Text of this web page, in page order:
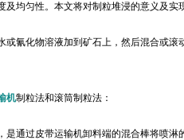
均匀性。本文将对制粒堆浸的意义及实
或氰化物溶液加到矿石上，然后混合或
机制粒法和滚筒制粒法：
通过皮带运输机卸料端的混合棒将喷淋